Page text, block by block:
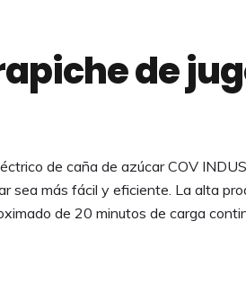
de
de caña de azúcar COV
sea más fácil y eficiente. La alta
de 20 minutos de carga